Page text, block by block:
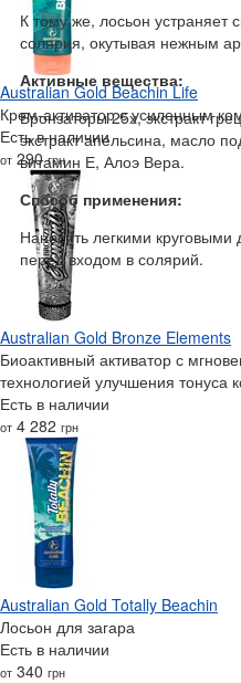
К тому же, лосьон устраняет
солярия, окутывая нежным
Активные вещества:
Бронзаторы 25х, экстракт
экстракт апельсина, масло
витамин Е, Алоэ Вера.
Способ применения:
Наносить легкими
перед входом в солярий.
Australian Gold Beachin Life
Крем-активатор с усиленным
Есть в наличии
от 290грн
Australian Gold Bronze Elements
Биоактивный активатор с
технологией улучшения тонуса
Есть в наличии
от 4 282 грн
Australian Gold Totally Beachin
Лосьон для загара
Есть в наличии
от 340 грн